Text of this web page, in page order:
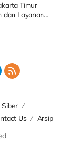
Timur
dan Layanan
Siber
Us
Arsip